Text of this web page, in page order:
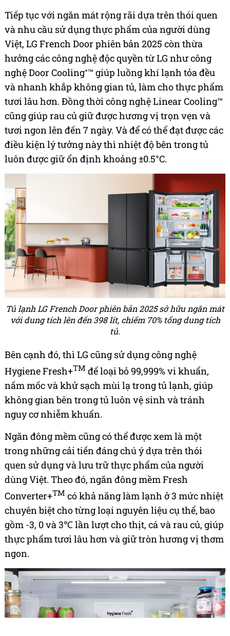
Tiếp tục với ngăn mát rộng rãi dựa trên thói quen
và nhu cầu sử dụng thực phẩm của người dùng
Việt, LG French Door phiên bản 2025 còn thừa
hưởng các công nghệ độc quyền từ LG như công
nghệ Door Cooling⁺™ giúp luồng khí lạnh tỏa đều
và nhanh khắp không gian tủ, làm cho thực phẩm
tươi lâu hơn. Đồng thời công nghệ Linear Cooling™
cũng giúp rau củ giữ được hương vị trọn vẹn và
tươi ngon lên đến 7 ngày. Và để có thể đạt được các
điều kiện lý tưởng này thì nhiệt độ bên trong tủ
luôn được giữ ổn định khoảng ±0.5°C.
Tủ lạnh LG French Door phiên bản 2025 sở hữu ngăn mát
với dung tích lên đến 398 lít, chiếm 70% tổng dung tích
tủ.
Bên cạnh đó, thì LG cũng sử dụng công nghệ
Hygiene Fresh+TM để loại bỏ 99,999% vi khuẩn,
nấm mốc và khử sạch mùi lạ trong tủ lạnh, giúp
không gian bên trong tủ luôn vệ sinh và tránh
nguy cơ nhiễm khuẩn.
Ngăn đông mềm cũng có thể được xem là một
trong những cải tiến đáng chú ý dựa trên thói
quen sử dụng và lưu trữ thực phẩm của người
dùng Việt. Theo đó, ngăn đông mềm Fresh
Converter+TM có khả năng làm lạnh ở 3 mức nhiệt
chuyên biệt cho từng loại nguyên liệu cụ thể, bao
gồm -3, 0 và 3℃ lần lượt cho thịt, cá và rau củ, giúp
thực phẩm tươi lâu hơn và giữ tròn hương vị thơm
ngon.